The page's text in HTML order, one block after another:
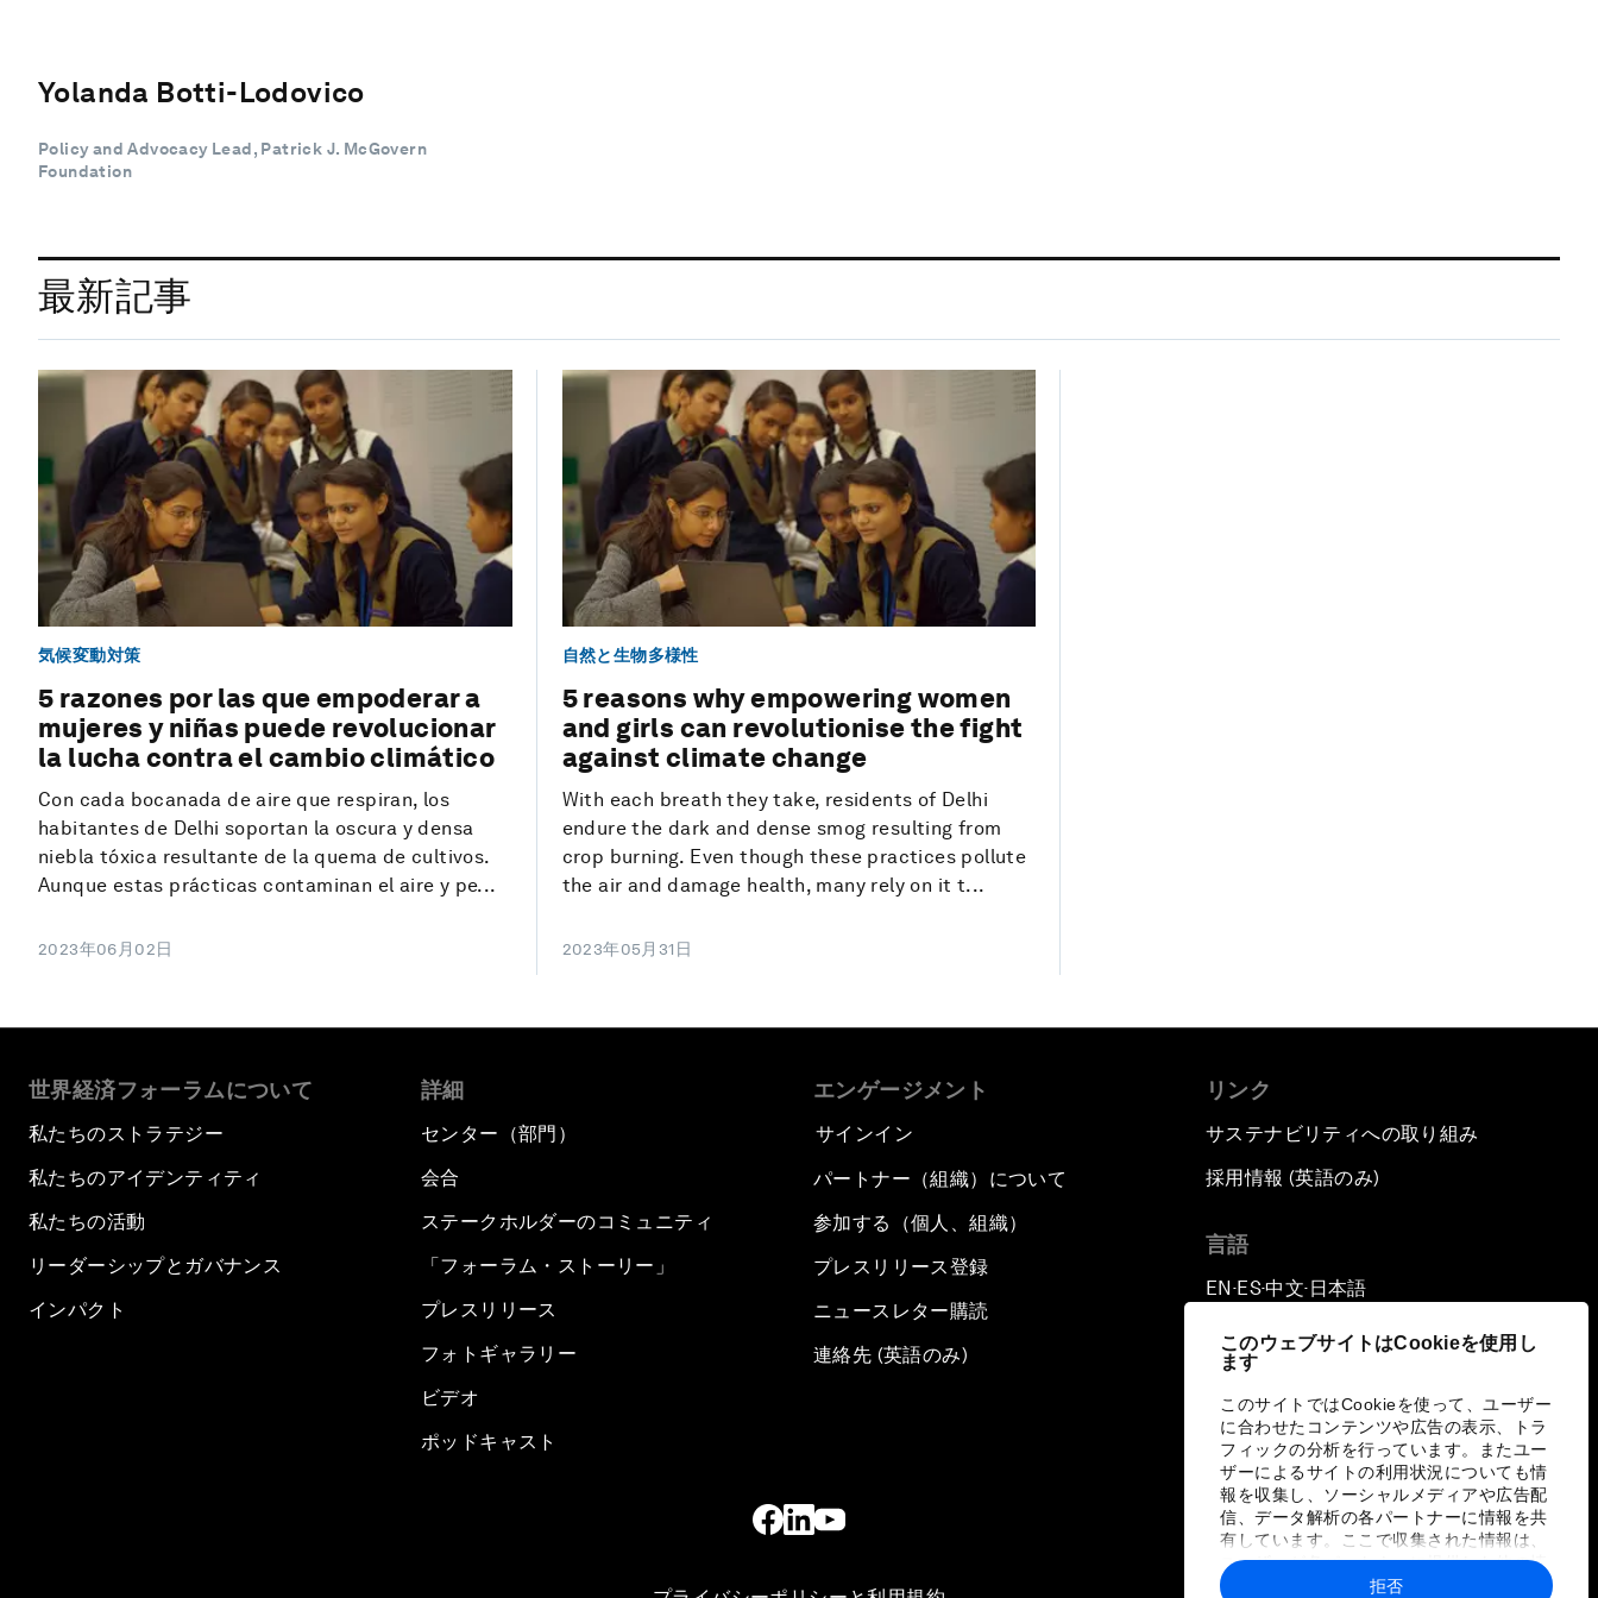
このウェブサイトはCookieを使用し
ます
このサイトではCookieを使って、ユーザー
に合わせたコンテンツや広告の表示、トラ
フィックの分析を行っています。またユー
ザーによるサイトの利用状況についても情
報を収集し、ソーシャルメディアや広告配
信、データ解析の各パートナーに情報を共
有しています。ここで収集された情報は、
ユーザーが各パートナーに提供した他の情
報や各パートナーのサービスを使用した際
拒否
Yolanda Botti-Lodovico
Policy and Advocacy Lead, Patrick J. McGovern
Foundation
最新記事
気候変動対策
5 razones por las que empoderar a
mujeres y niñas puede revolucionar
la lucha contra el cambio climático
Con cada bocanada de aire que respiran, los
habitantes de Delhi soportan la oscura y densa
niebla tóxica resultante de la quema de cultivos.
Aunque estas prácticas contaminan el aire y pe...
2023年06月02日
自然と生物多様性
5 reasons why empowering women
and girls can revolutionise the fight
against climate change
With each breath they take, residents of Delhi
endure the dark and dense smog resulting from
crop burning. Even though these practices pollute
the air and damage health, many rely on it t...
2023年05月31日
世界経済フォーラムについて
私たちのストラテジー
私たちのアイデンティティ
私たちの活動
リーダーシップとガバナンス
インパクト
詳細
センター（部門）
会合
ステークホルダーのコミュニティ
「フォーラム・ストーリー」
プレスリリース
フォトギャラリー
ビデオ
ポッドキャスト
エンゲージメント
サインイン
パートナー（組織）について
参加する（個人、組織）
プレスリリース登録
ニュースレター購読
連絡先 (英語のみ)
リンク
サステナビリティへの取り組み
採用情報 (英語のみ)
言語
EN ▪ ES▪中文▪ 日本語